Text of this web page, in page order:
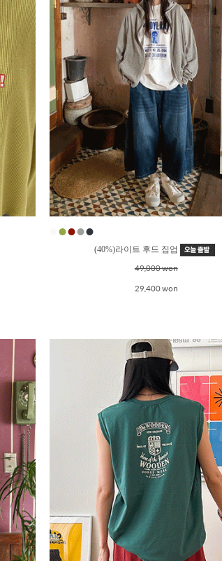
●●●●
(40%)라이트 후드 집업
49,000 won
29,400 won